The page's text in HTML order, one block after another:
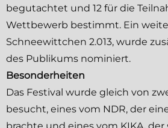
begutachtet und 12 für die
Wettbewerb bestimmt. Ein
Schneewittchen 2.013, wurde
des Publikums nominiert.
Besonderheiten
Das Festival wurde gleich von
besucht, eines vom NDR, der